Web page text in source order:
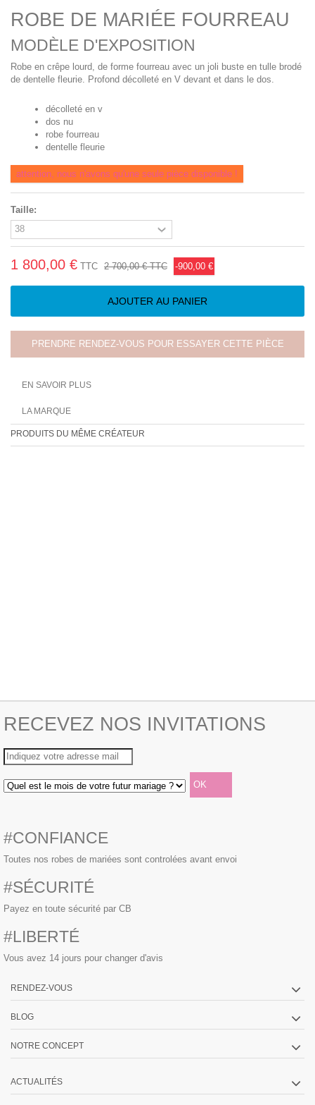
ROBE DE MARIÉE FOURREAU
MODÈLE D'EXPOSITION
Robe en crêpe lourd, de forme fourreau avec un joli buste en tulle brodé
de dentelle fleurie. Profond décolleté en V devant et dans le dos.
décolleté en v
dos nu
robe fourreau
dentelle fleurie
attention, nous n'avons qu'une seule pièce disponible !
Taille:
1 800,00 € TTC 2 700,00 €TTC -900,00 €
AJOUTER AU PANIER
PRENDRE RENDEZ-VOUS POUR ESSAYER CETTE PIÈCE
EN SAVOIR PLUS
LA MARQUE
PRODUITS DU MÊME CRÉATEUR
RECEVEZ NOS INVITATIONS
#CONFIANCE
Toutes nos robes de mariées sont controlées avant envoi
#SÉCURITÉ
Payez en toute sécurité par CB
#LIBERTÉ
Vous avez 14 jours pour changer d'avis
RENDEZ-VOUS
BLOG
NOTRE CONCEPT
ACTUALITÉS